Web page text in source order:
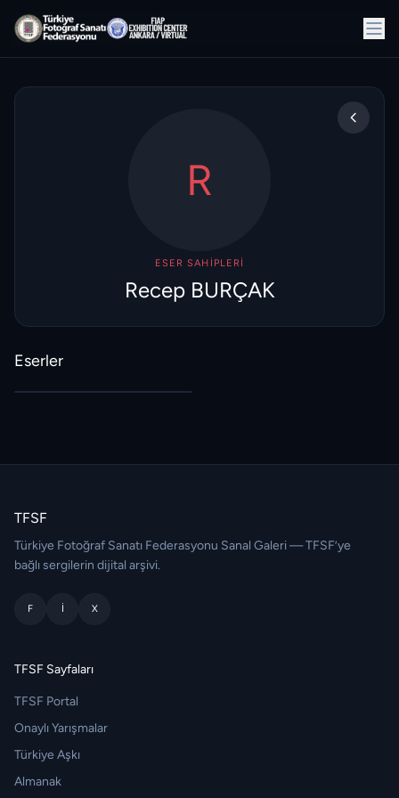
R
ESER SAHIPLERI
Recep BURÇAK
Eserler
TFSF
Türkiye Fotoğraf Sanatı Federasyonu Sanal Galeri — TFSF’ye
bağlı sergilerin dijital arşivi.
F I X
TFSF Sayfaları
TFSF Portal
Onaylı Yarışmalar
Türkiye Aşkı
Almanak